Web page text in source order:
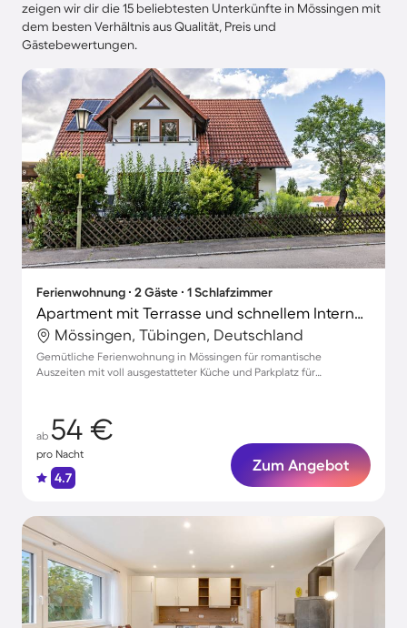
zeigen wir dir die 15 beliebtesten Unterkünfte in Mössingen mit
dem besten Verhältnis aus Qualität, Preis und
Gästebewertungen.
Ferienwohnung ∙ 2 Gäste ∙ 1 Schlafzimmer
Apartment mit Terrasse und schnellem Internet | Gartenblick
Mössingen, Tübingen, Deutschland
Gemütliche Ferienwohnung in Mössingen für romantische
Auszeiten mit voll ausgestatteter Küche und Parkplatz für
ab 54 €
pro Nacht
4.7
Zum Angebot